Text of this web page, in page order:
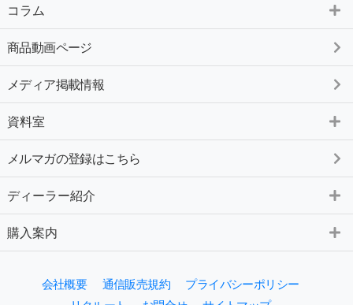
コラム
商品動画ページ
メディア掲載情報
資料室
メルマガの登録はこちら
ディーラー紹介
購入案内
会社概要 通信販売規約
プライバシーポリシー